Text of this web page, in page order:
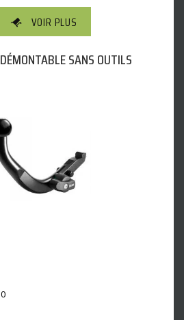
VOIR PLUS
SANS OUTILS